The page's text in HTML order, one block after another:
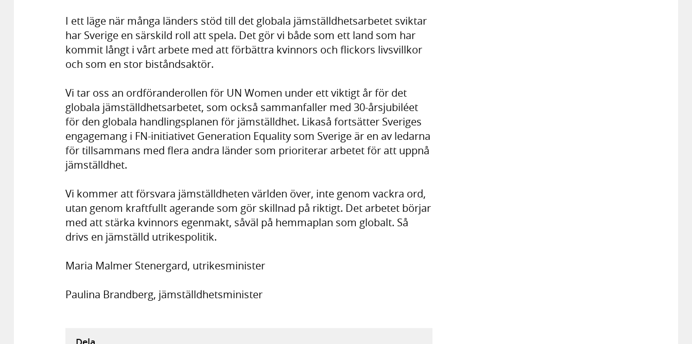
I ett läge när många länders stöd till det globala jämställdhetsarbetet sviktar
har Sverige en särskild roll att spela. Det gör vi både som ett land som har
kommit långt i vårt arbete med att förbättra kvinnors och flickors livsvillkor
och som en stor biståndsaktör.
Vi tar oss an ordföranderollen för UN Women under ett viktigt år för det
globala jämställdhetsarbetet, som också sammanfaller med 30-årsjubiléet
för den globala handlingsplanen för jämställdhet. Likaså fortsätter Sveriges
engagemang i FN-initiativet Generation Equality som Sverige är en av ledarna
för tillsammans med flera andra länder som prioriterar arbetet för att uppnå
jämställdhet.
Vi kommer att försvara jämställdheten världen över, inte genom vackra ord,
utan genom kraftfullt agerande som gör skillnad på riktigt. Det arbetet börjar
med att stärka kvinnors egenmakt, såväl på hemmaplan som globalt. Så
drivs en jämställd utrikespolitik.
Maria Malmer Stenergard, utrikesminister
Paulina Brandberg, jämställdhetsminister